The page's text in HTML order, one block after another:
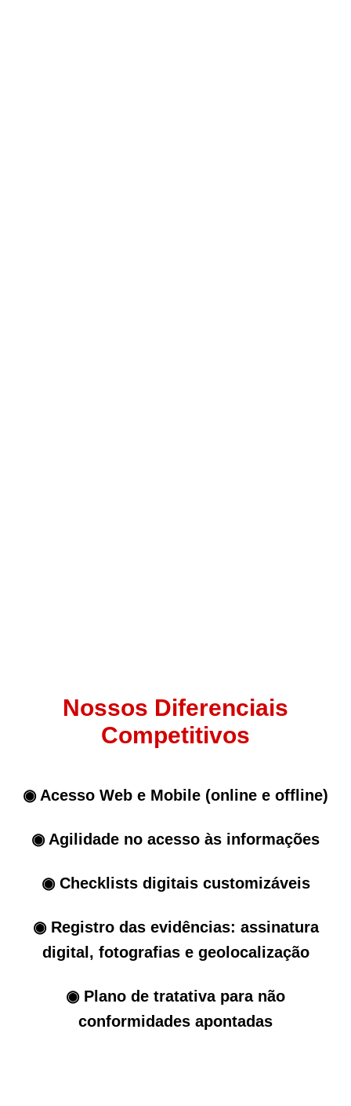
Nossos Diferenciais
Competitivos
◉ Acesso Web e Mobile (online e offline)
◉ Agilidade no acesso às informações
◉ Checklists digitais customizáveis
◉ Registro das evidências: assinatura
digital, fotografias e geolocalização
◉ Plano de tratativa para não
conformidades apontadas